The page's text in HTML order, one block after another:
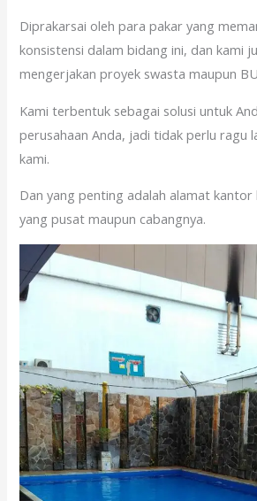
Diprakarsai oleh para pakar yang
konsistensi dalam bidang ini, dan kami
mengerjakan proyek swasta maupun
Kami terbentuk sebagai solusi untuk
perusahaan Anda, jadi tidak perlu ragu
kami.
Dan yang penting adalah alamat kantor
yang pusat maupun cabangnya.